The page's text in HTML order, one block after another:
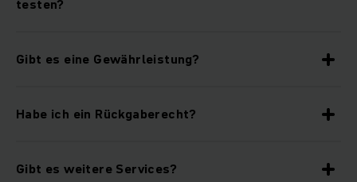
testen?
Gibt es eine Gewährleistung?
Habe ich ein Rückgaberecht?
Gibt es weitere Services?